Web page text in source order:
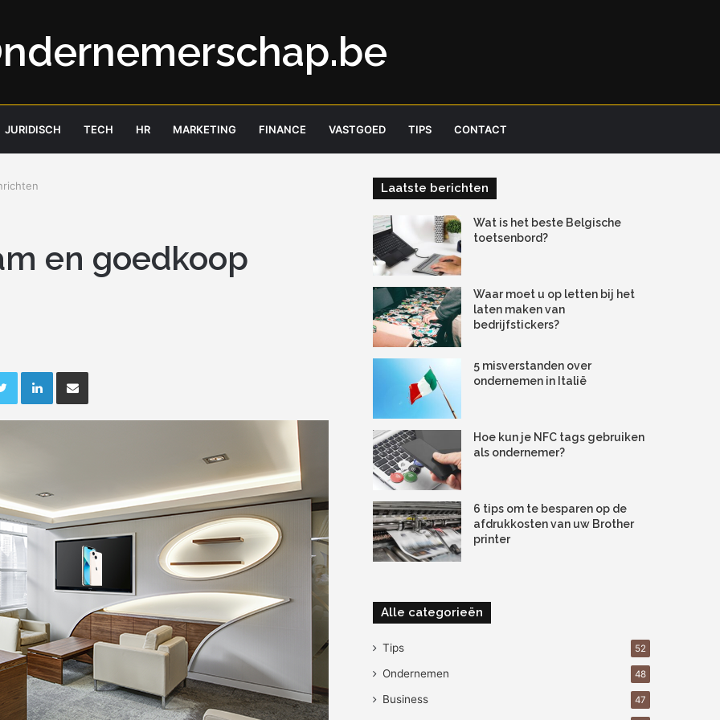
JURIDISCH TECH HR MARKETING FINANCE VASTGOED TIPS CONTACT
en goedkoop
TwitterLinkedInDeel via e-mail
Laatste berichten
Wat is het beste Belgische
toetsenbord?
Waar moet u op letten bij het
laten maken van
bedrijfstickers?
5 misverstanden over
ondernemen in Italië
Hoe kun je NFC tags gebruiken
als ondernemer?
6 tips om te besparen op de
afdrukkosten van uw Brother
printer
Alle categorieën
Tips 52
Ondernemen 48
Business 47